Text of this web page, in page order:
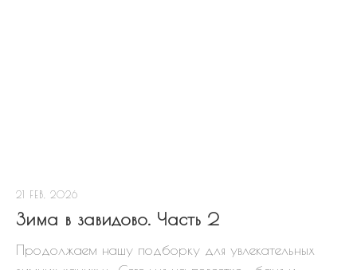
21 FEB, 2026
Зима в завидово. Часть 2
Продолжаем нашу подборку для увлекательных